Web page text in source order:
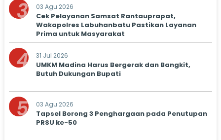
3 03 Agu 2026
Cek Pelayanan Samsat Rantauprapat,
Wakapolres Labuhanbatu Pastikan Layanan
Prima untuk Masyarakat
4 31 Jul 2026
UMKM Madina Harus Bergerak dan Bangkit,
Butuh Dukungan Bupati
5 03 Agu 2026
Tapsel Borong 3 Penghargaan pada Penutupan
PRSU ke-50